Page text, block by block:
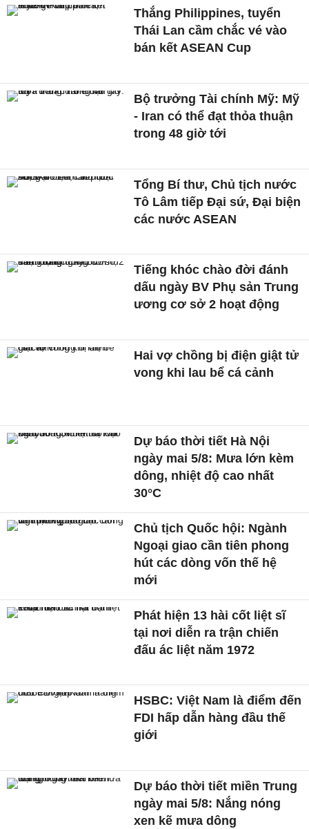
Thắng Philippines, tuyển
Thái Lan cầm chắc vé vào
bán kết ASEAN Cup
Bộ trưởng Tài chính Mỹ: Mỹ
- Iran có thể đạt thỏa thuận
trong 48 giờ tới
Tổng Bí thư, Chủ tịch nước
Tô Lâm tiếp Đại sứ, Đại biện
các nước ASEAN
Tiếng khóc chào đời đánh
dấu ngày BV Phụ sản Trung
ương cơ sở 2 hoạt động
Hai vợ chồng bị điện giật tử
vong khi lau bể cá cảnh
Dự báo thời tiết Hà Nội
ngày mai 5/8: Mưa lớn kèm
dông, nhiệt độ cao nhất
30°C
Chủ tịch Quốc hội: Ngành
Ngoại giao cần tiên phong
hút các dòng vốn thế hệ
mới
Phát hiện 13 hài cốt liệt sĩ
tại nơi diễn ra trận chiến
đấu ác liệt năm 1972
HSBC: Việt Nam là điểm đến
FDI hấp dẫn hàng đầu thế
giới
Dự báo thời tiết miền Trung
ngày mai 5/8: Nắng nóng
xen kẽ mưa dông